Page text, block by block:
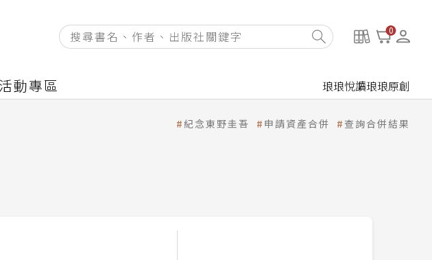
0
活動專區 琅琅悅讀琅琅原創
紀念東野圭吾 申請資產合併 查詢合併結果